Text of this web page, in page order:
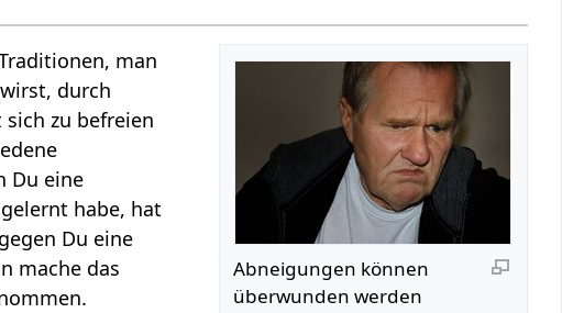
Abneigungen können
überwunden werden
man
durch
zu befreien
Du eine
habe, hat
Du eine
mache das